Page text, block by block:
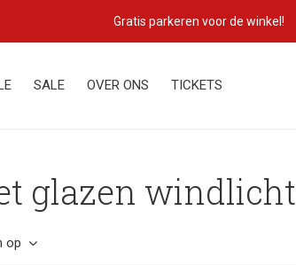
SALE OVER ONS TICKETS
Gratis parkeren voor de winkel!
glazen windlicht
op